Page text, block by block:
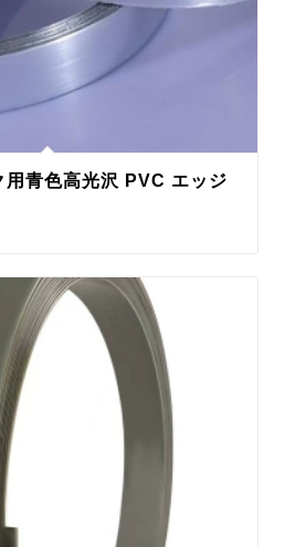
用青色高光沢 PVC エッジ